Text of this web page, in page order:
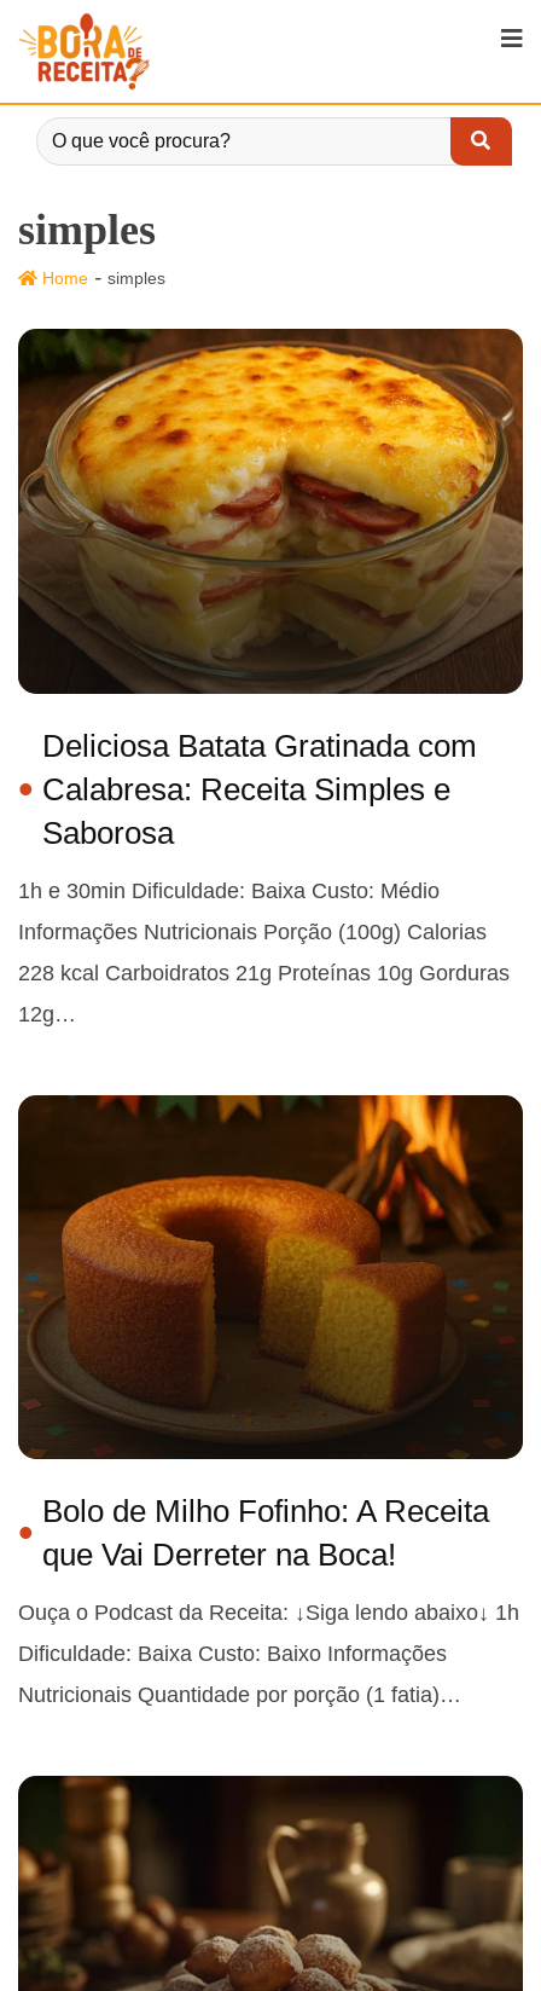
simples
Home - simples
Deliciosa Batata Gratinada com
Calabresa: Receita Simples e
Saborosa
1h e 30min Dificuldade: Baixa Custo: Médio
Informações Nutricionais Porção (100g) Calorias
228 kcal Carboidratos 21g Proteínas 10g Gorduras
12g…
Bolo de Milho Fofinho: A Receita
que Vai Derreter na Boca!
Ouça o Podcast da Receita: ↓Siga lendo abaixo↓ 1h
Dificuldade: Baixa Custo: Baixo Informações
Nutricionais Quantidade por porção (1 fatia)…